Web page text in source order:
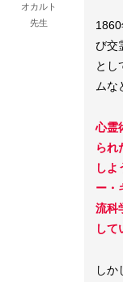
オカルト
先生
び交
とし
ムな
心霊
られ
しよ
ー・
流科
して
しか